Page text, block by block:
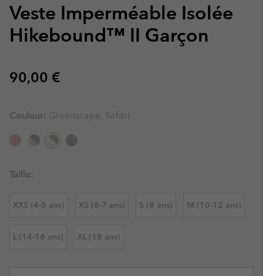
Veste Imperméable Isolée
Hikebound™ II Garçon
Regular price:
90,00 €
Couleur: Greenscape, Safari
Taille:
XXS (4-5 ans) XS (6-7 ans) S (8 ans) M (10-12 ans)
L (14-16 ans) XL (18 ans)